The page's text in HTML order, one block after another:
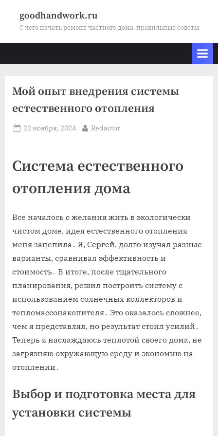
goodhandwork.ru
С чего начать ремонт частного дома, правильные советы
Мой опыт внедрения системы
естественного отопления
Posted
22 ноября, 2024 By
Redactor
Система естественного
отопления дома
Все началось с желания жить в экологически
чистом доме, идея естественного отопления
меня зацепила․ Я, Сергей, долго изучал разные
варианты, сравнивал эффективность и
стоимость․ В итоге, после тщательного
планирования, решил построить систему с
использованием солнечных коллекторов и
тепломассонакопителя․ Это оказалось сложнее,
чем я представлял, но результат стоил усилий․
Теперь я наслаждаюсь теплотой своего дома, не
загрязняю окружающую среду и экономию на
отоплении․
Выбор и подготовка места для
установки системы